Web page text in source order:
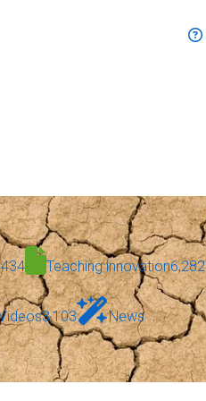
Teaching innovation6,282
3,103 News